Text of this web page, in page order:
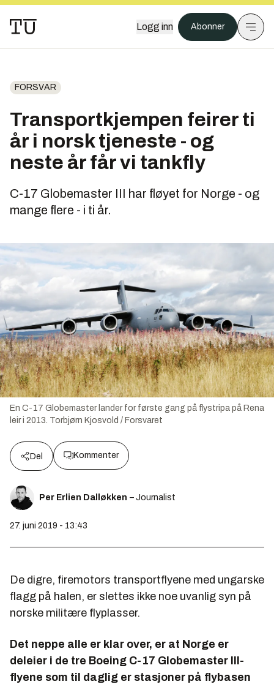
Logg inn Abonner
FORSVAR
Transportkjempen feirer ti
år i norsk tjeneste - og
neste år får vi tankfly
C-17 Globemaster III har fløyet for Norge - og
mange flere - i ti år.
En C-17 Globemaster lander for første gang på flystripa på Rena
leir i 2013. Torbjørn Kjosvold / Forsvaret
Del Kommenter
Per Erlien Dalløkken – Journalist
27. juni 2019 - 13:43
De digre, firemotors transportflyene med ungarske
flagg på halen, er slettes ikke noe uvanlig syn på
norske militære flyplasser.
Det neppe alle er klar over, er at Norge er
deleier i de tre Boeing C-17 Globemaster III-
flyene som til daglig er stasjoner på flybasen